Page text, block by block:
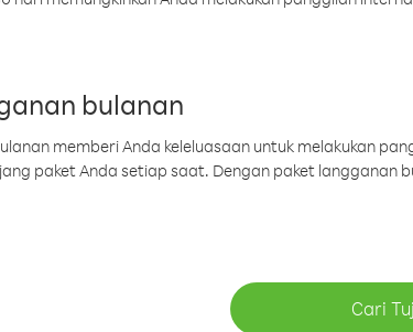
bulanan
memberi Anda keleluasaan untuk melakukan
paket Anda setiap saat. Dengan paket
Cari